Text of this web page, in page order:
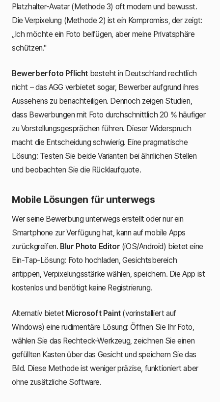
Platzhalter-Avatar (Methode 3) oft modern und bewusst.
Die Verpixelung (Methode 2) ist ein Kompromiss, der zeigt:
„Ich möchte ein Foto beifügen, aber meine Privatsphäre
schützen."
Bewerberfoto Pflicht besteht in Deutschland rechtlich
nicht – das AGG verbietet sogar, Bewerber aufgrund ihres
Aussehens zu benachteiligen. Dennoch zeigen Studien,
dass Bewerbungen mit Foto durchschnittlich 20 % häufiger
zu Vorstellungsgesprächen führen. Dieser Widerspruch
macht die Entscheidung schwierig. Eine pragmatische
Lösung: Testen Sie beide Varianten bei ähnlichen Stellen
und beobachten Sie die Rücklaufquote.
Mobile Lösungen für unterwegs
Wer seine Bewerbung unterwegs erstellt oder nur ein
Smartphone zur Verfügung hat, kann auf mobile Apps
zurückgreifen. Blur Photo Editor (iOS/Android) bietet eine
Ein-Tap-Lösung: Foto hochladen, Gesichtsbereich
antippen, Verpixelungsstärke wählen, speichern. Die App ist
kostenlos und benötigt keine Registrierung.
Alternativ bietet Microsoft Paint(vorinstalliert auf
Windows) eine rudimentäre Lösung: Öffnen Sie Ihr Foto,
wählen Sie das Rechteck-Werkzeug, zeichnen Sie einen
gefüllten Kasten über das Gesicht und speichern Sie das
Bild. Diese Methode ist weniger präzise, funktioniert aber
ohne zusätzliche Software.